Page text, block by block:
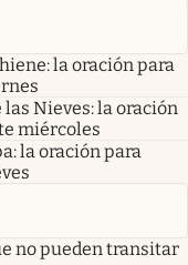
la oración para
Nieves: la oración
miércoles
la oración para
no pueden transitar